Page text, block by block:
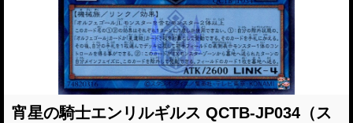
宵星の騎士エンリルギルス QCTB-JP034（ス